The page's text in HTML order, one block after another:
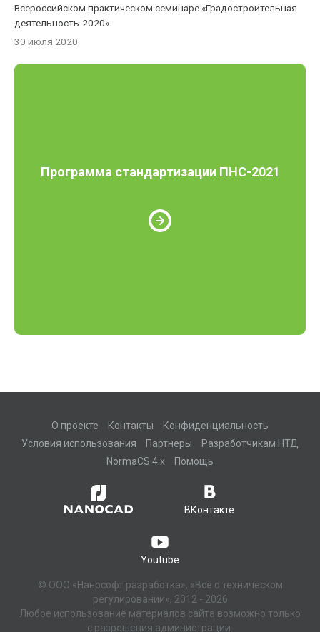
Всероссийском практическом семинаре «Градостроительная
деятельность-2020»
30 июля 2020
Программа стандартизации ПНС-2021
О проекте Контакты
Конфиденциальность
Условия использования
Партнеры
Разработчикам НТД
NormaCS 4.x
Помощь
ВКонтакте
Youtube
© ООО «Нанософт разработка», «Всё о техническом
регулировании», 2012 - 2026
Любое использование материалов сайта возможно только
с разрешения администрации.